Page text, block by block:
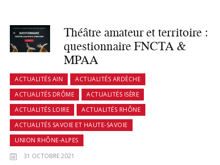
Théâtre amateur et territoire :
questionnaire FNCTA &
MPAA
ACTUALITÉS AIN
ACTUALITÉS ARDÈCHE
ACTUALITÉS DRÔME
ACTUALITÉS ISÈRE
ACTUALITÉS LOIRE
ACTUALITÉS RHÔNE
ACTUALITÉS SAVOIE ET HAUTE-SAVOIE
UNION RHÔNE-ALPES
31 OCTOBRE 2021